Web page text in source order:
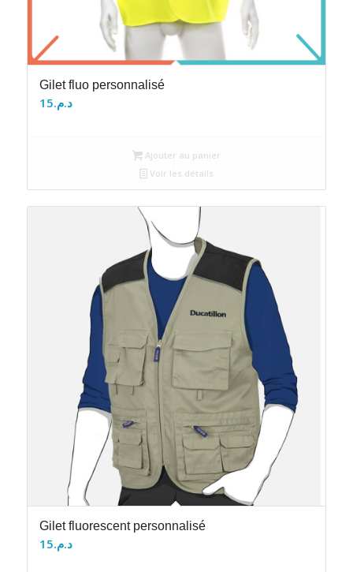
Gilet fluo personnalisé
د.م.15
Ajouter au panier
Voir les détails
Gilet fluorescent personnalisé
د.م.15